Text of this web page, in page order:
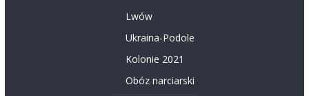
Lwów
Ukraina-Podole
Kolonie 2021
Obóz narciarski